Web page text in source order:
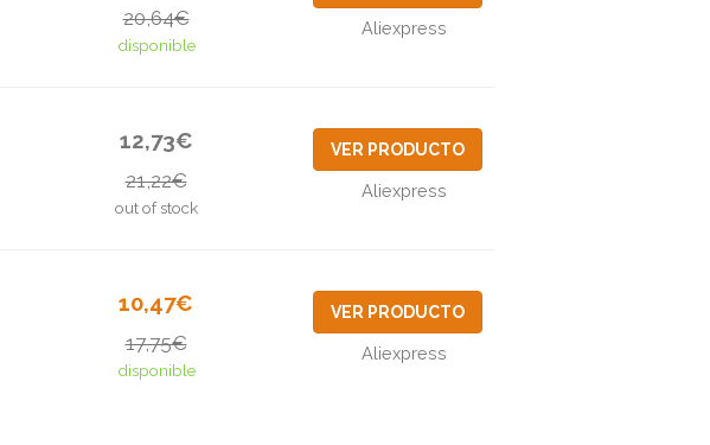
20,64€
disponible
Aliexpress
12,73€
21,22€
out of stock
VER PRODUCTO
Aliexpress
10,47€
17,75€
disponible
VER PRODUCTO
Aliexpress